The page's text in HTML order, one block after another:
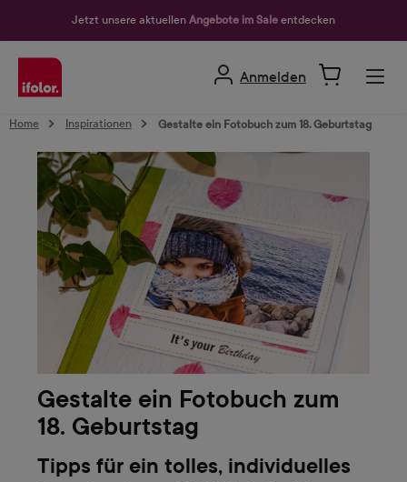
Jetzt unsere aktuellen Angebote im Sale entdecken
Anmelden
Home Inspirationen Gestalte ein Fotobuch zum 18. Geburtstag
Gestalte ein Fotobuch zum
18. Geburtstag
Tipps für ein tolles, individuelles